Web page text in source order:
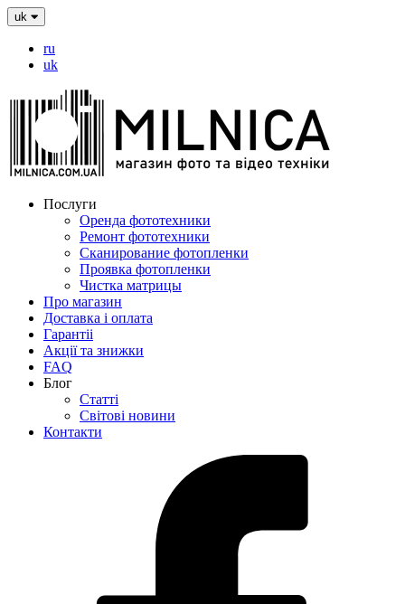
uk
ru
uk
Послуги
Оренда фототехники
Ремонт фототехники
Сканирование фотопленки
Проявка фотопленки
Чистка матрицы
Про магазин
Доставка і оплата
Гарантіі
Акції та знижки
FAQ
Блог
Статті
Світові новини
Контакти